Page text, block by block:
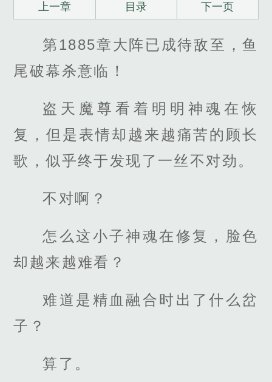
上一章 目录 下一页
第1885章大阵已成待敌至，鱼
尾破幕杀意临！
盗天魔尊看着明明神魂在恢
复，但是表情却越来越痛苦的顾长
歌，似乎终于发现了一丝不对劲。
不对啊？
怎么这小子神魂在修复，脸色
却越来越难看？
难道是精血融合时出了什么岔
子？
算了。